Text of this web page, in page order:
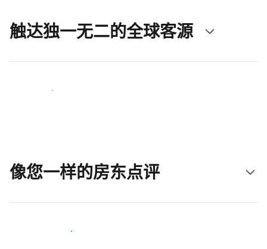
触达独一无二的全球客源
立即触达新客人
像您一样的房东点评
加入和您类似的房东行类